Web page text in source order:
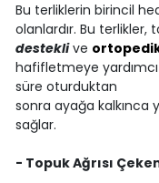
Bu terliklerin birincil
olanlardır. Bu terlikler,
desteklive
hafifletmeye yardımcı
süre oturduktan
sonra ayağa kalkınca
sağlar.
- Topuk Ağrısı